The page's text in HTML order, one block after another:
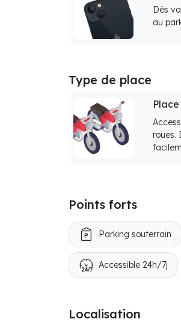
Dès
au
Type de place
roues.
Points forts
Parking souterrain
Accessible 24h/7j
Localisation